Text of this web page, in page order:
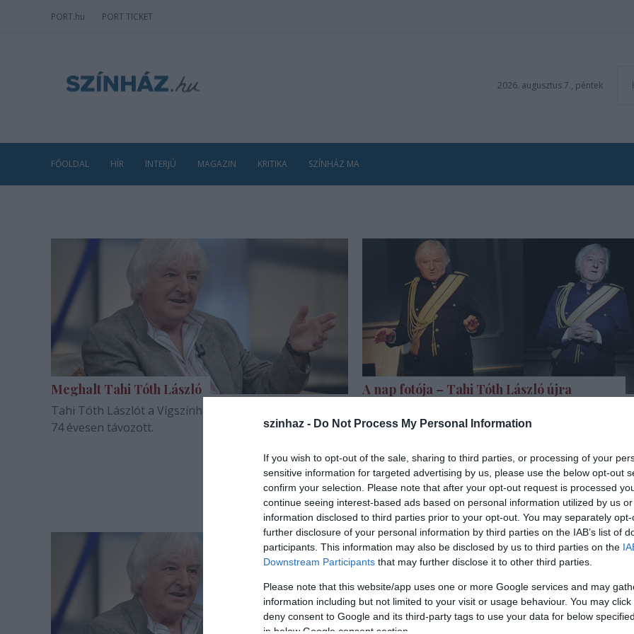
szinhaz - Do Not Process My Personal Information
If you wish to opt-out of the sale, sharing to third parties, or processing of your
sensitive information for targeted advertising by us, please use the below opt-out
confirm your selection. Please note that after your opt-out request is processed
continue seeing interest-based ads based on personal information utilized by us
information disclosed to third parties prior to your opt-out. You may separately
further disclosure of your personal information by third parties on the IAB’s list of
participants. This information may also be disclosed by us to third parties on the
Downstream Participants that may further disclose it to other third parties.
Please note that this website/app uses one or more Google services and may
information including but not limited to your visit or usage behaviour. You may
deny consent to Google and its third-party tags to use your data for below
in below Google consent section.
PORT.hu PORT TICKET
2026. augusztus 7., péntek
FŐOLDAL HÍR INTERJÚ MAGAZIN KRITIKA SZÍNHÁZ MA
Meghalt Tahi Tóth László
Tahi Tóth Lászlót a Vígszínház saját halottjának tekinti.
74 évesen távozott.
A nap fotója – Tahi Tóth László újra
A színművész, aki több mint féléve lett rosszul egy
rehabilitációja után ma este lép először színpadra
Vígszínház Audiencia előadásában.